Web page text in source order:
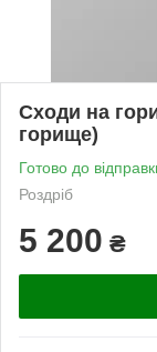
Сходи на
горище)
Готово до
Роздріб
5 200 ₴